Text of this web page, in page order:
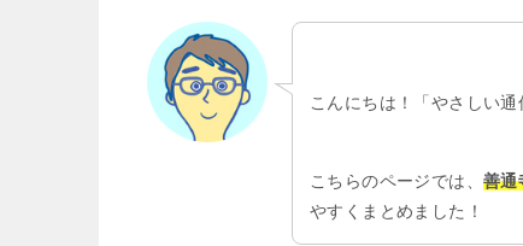
こんにちは！「やさしい通
こちらのページでは、 善通
やすくまとめました！